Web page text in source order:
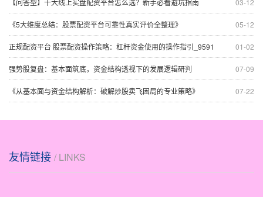
03-12
【问答型】十大线上实盘配资平台怎么选？新手必看避坑指南
05-12
《5大维度总结：股票配资平台可靠性真实评价全整理》
01-02
正规配资平台 股票配资操作策略：杠杆资金使用的操作指引_9591
07-09
强势股复盘：基本面筑底，资金结构透视下的发展逻辑研判
07-22
《从基本面与资金结构解析：破解炒股卖飞困局的专业策略》
友情链接 / LINKS